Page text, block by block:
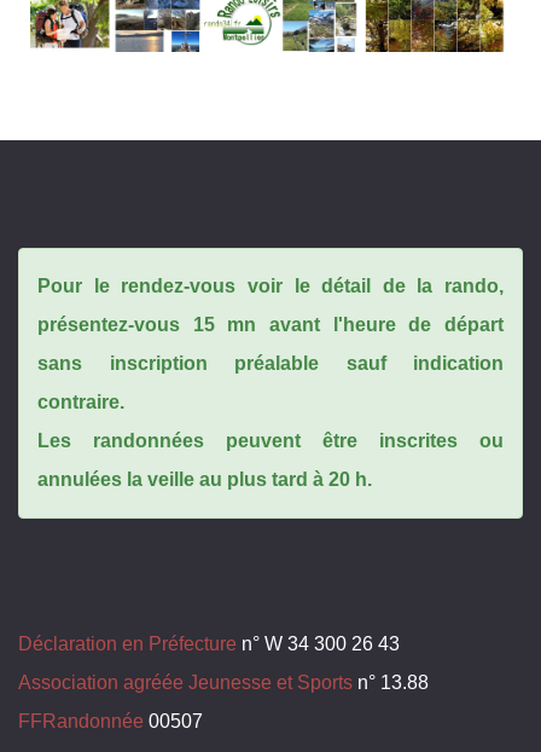
Pour le rendez-vous voir le détail de la rando,
présentez-vous 15 mn avant l'heure de départ
sans inscription préalable sauf indication
contraire.
Les randonnées peuvent être inscrites ou
annulées la veille au plus tard à 20 h.
Déclaration en Préfecture n° W 34 300 26 43
Association agréée Jeunesse et Sports n° 13.88
FFRandonnée 00507